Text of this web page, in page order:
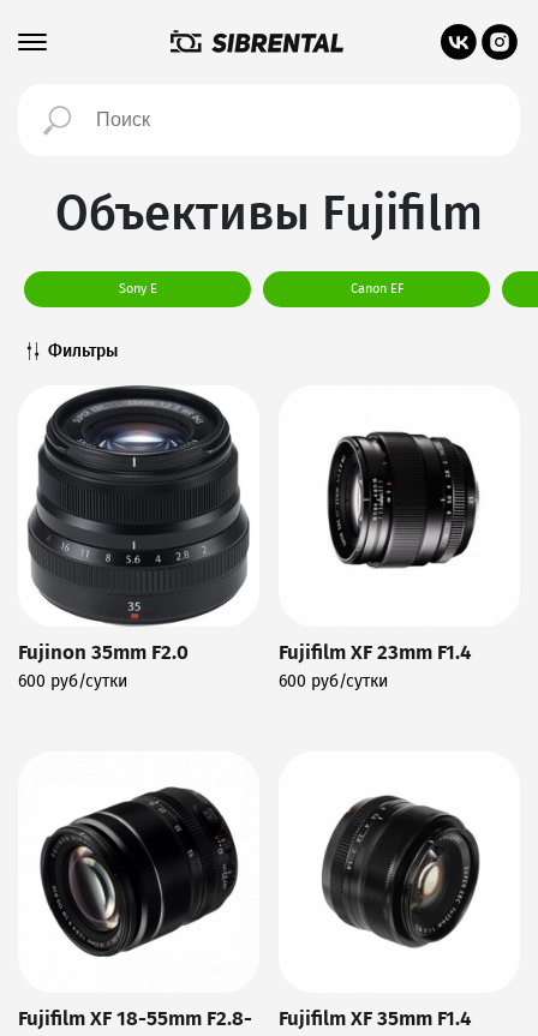
Объективы Fujifilm
Sony E Canon EF
Фильтры
Fujinon 35mm F2.0
600 руб/сутки
Fujifilm XF 23mm F1.4
600 руб/сутки
Fujifilm XF 18-55mm F2.8-
Fujifilm XF 35mm F1.4